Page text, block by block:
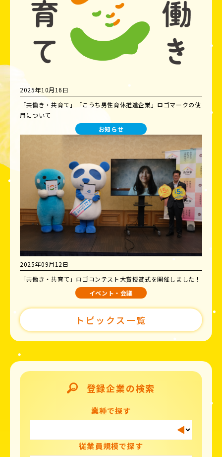
2025年10月16日
「共働き・共育て」「こうち男性育休推進企業」ロゴマークの使
用について
お知らせ
2025年09月12日
「共働き・共育て」ロゴコンテスト大賞授賞式を開催しました！
イベント・会議
トピックス一覧
登録企業の検索
業種で探す
従業員規模で探す